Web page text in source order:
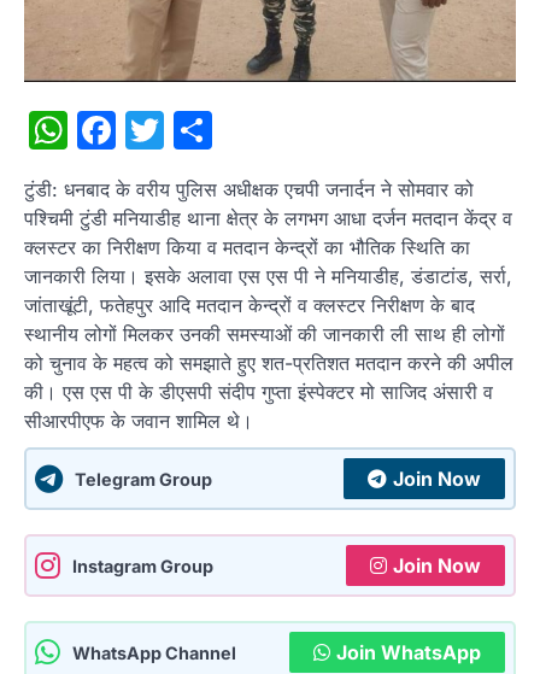
WhatsApp
Facebook
Twitter
टुंडी: धनबाद के वरीय पुलिस अधीक्षक एचपी जनार्दन ने सोमवार को
पश्चिमी टुंडी मनियाडीह थाना क्षेत्र के लगभग आधा दर्जन मतदान केंद्र व
क्लस्टर का निरीक्षण किया व मतदान केन्द्रों का भौतिक स्थिति का
जानकारी लिया। इसके अलावा एस एस पी ने मनियाडीह, डंडाटांड, सर्रा,
जांताखूंटी, फतेहपुर आदि मतदान केन्द्रों व क्लस्टर निरीक्षण के बाद
स्थानीय लोगों मिलकर उनकी समस्याओं की जानकारी ली साथ ही लोगों
को चुनाव के महत्व को समझाते हुए शत-प्रतिशत मतदान करने की अपील
की। एस एस पी के डीएसपी संदीप गुप्ता इंस्पेक्टर मो साजिद अंसारी व
सीआरपीएफ के जवान शामिल थे।
Telegram Group Join Now
Instagram Group Join Now
WhatsApp Channel Join WhatsApp